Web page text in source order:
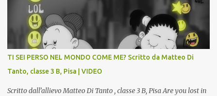
la Gipsoteca in un laboratorio didattico.Venti ragazzi del Liceo
potranno studiare e riscoprire: i Gessi storici dell’ex-Istituto d’Arte,
attualmente musealizzati nella Gipsoteca della Biblioteca
Comunale "Peppino Impastato" di Cascina. Quadri, disegni,
progetti di arredamento e di mobili, intarsi ed intagli lignei
da allievi e studenti dell’Istituto d’Arte durante il...
TI SEI PERSO NEL MONDO COME ME? Scritto da Matteo Di
Tanto, classe 3 B, Pisa | VIDEO
Scritto dall’allievo Matteo Di Tanto , classe 3 B, Pisa Are you lost in